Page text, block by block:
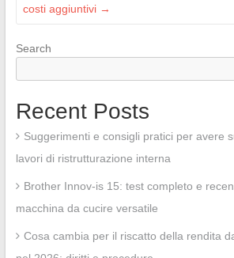
costi aggiuntivi →
Search
Recent Posts
Suggerimenti e consigli pratici per avere
lavori di ristrutturazione interna
Brother Innov-is 15: test completo e
macchina da cucire versatile
Cosa cambia per il riscatto della rendita